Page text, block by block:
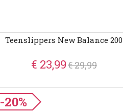
Teenslippers New Balance 200
€ 23,99€ 29,99
-20%